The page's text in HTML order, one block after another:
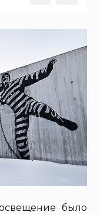
было